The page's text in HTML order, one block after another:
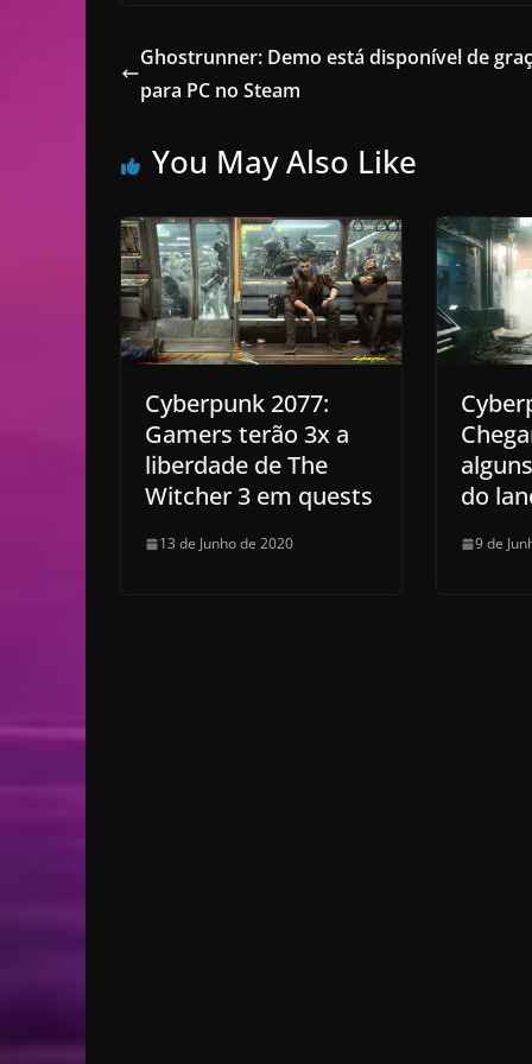
Ghostrunner: Demo está disponível de
para PC no Steam
You May Also Like
Cyberpunk 2077:
Gamers terão 3x a
liberdade de The
Witcher 3 em quests
13 de Junho de 2020
do
9 de